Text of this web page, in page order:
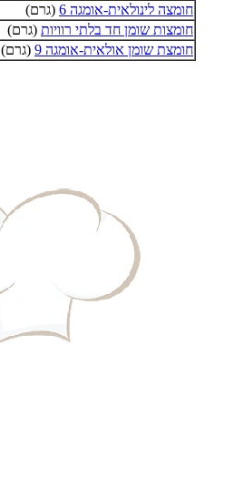
חומצה לינולאית-אומגה 6
(גרם)
חומצות שומן חד בלתי רוויות (גרם)
חומצת שומן אולאית-אומגה 9
(גרם)